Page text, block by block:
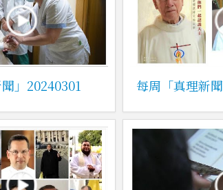
」20240301 每周「真理新